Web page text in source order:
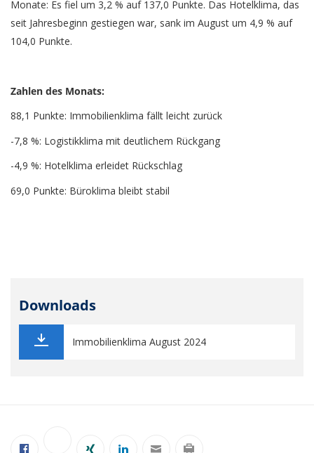
Monate: Es fiel um 3,2 % auf 137,0 Punkte. Das Hotelklima, das
seit Jahresbeginn gestiegen war, sank im August um 4,9 % auf
104,0 Punkte.
Zahlen des Monats:
88,1 Punkte: Immobilienklima fällt leicht zurück
-7,8 %: Logistikklima mit deutlichem Rückgang
-4,9 %: Hotelklima erleidet Rückschlag
69,0 Punkte: Büroklima bleibt stabil
Downloads
Immobilienklima August 2024